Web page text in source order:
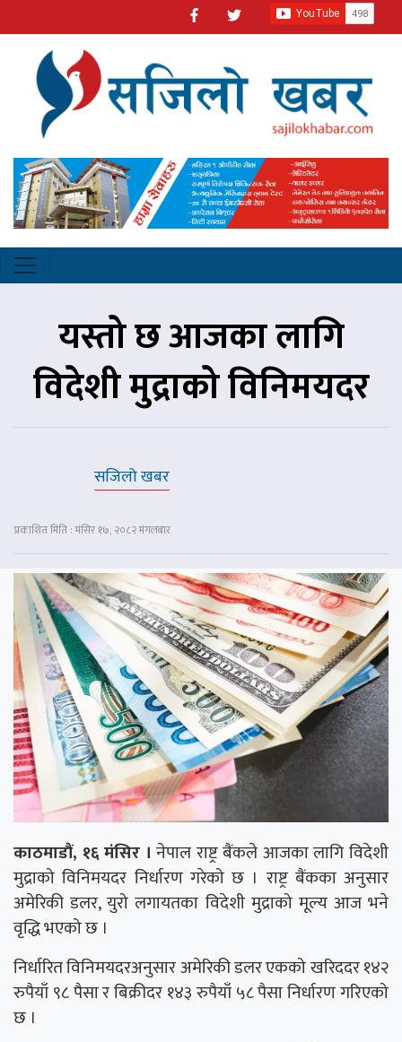
यस्तो छ आजका लागि
विदेशी मुद्राको विनिमयदर
सजिलो खबर
प्रकाशित मिति : मंसिर १७, २०८२ मंगलबार
काठमाडौं, १६ मंसिर । नेपाल राष्ट्र बैंकले आजका लागि विदेशी
मुद्राको विनिमयदर निर्धारण गरेको छ । राष्ट्र बैंकका अनुसार
अमेरिकी डलर, युरो लगायतका विदेशी मुद्राको मूल्य आज भने
वृद्धि भएको छ ।
निर्धारित विनिमयदरअनुसार अमेरिकी डलर एकको खरिददर १४२
रुपैयाँ ९८ पैसा र बिक्रीदर १४३ रुपैयाँ ५८ पैसा निर्धारण गरिएको
छ ।